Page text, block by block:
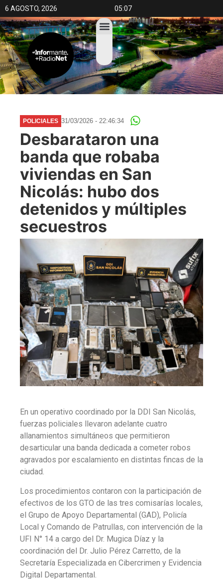
6 AGOSTO, 2026 05:07
POLICIALES 31/03/2026 - 22:46:34
Desbarataron una
banda que robaba
viviendas en San
Nicolás: hubo dos
detenidos y múltiples
secuestros
En un operativo coordinado por la DDI San Nicolás,
fuerzas policiales llevaron adelante cuatro
allanamientos simultáneos que permitieron
desarticular una banda dedicada a cometer robos
agravados por escalamiento en distintas fincas de la
ciudad.
Los procedimientos contaron con la participación de
efectivos de los GTO de las tres comisarías locales,
el Grupo de Apoyo Departamental (GAD), Policía
Local y Comando de Patrullas, con intervención de la
UFI N° 14 a cargo del Dr. Mugica Díaz y la
coordinación del Dr. Julio Pérez Carretto, de la
Secretaría Especializada en Cibercrimen y Evidencia
Digital Departamental.